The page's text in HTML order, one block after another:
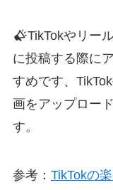
TikTokやリー
に投稿する際に
すめです、
画をアップロー
す。
参考： TikTokの